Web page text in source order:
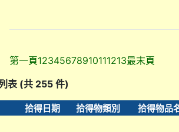
第一頁12345678910111213最末頁
表 (共 255 件)
拾得日期 拾得物類別 拾得物品